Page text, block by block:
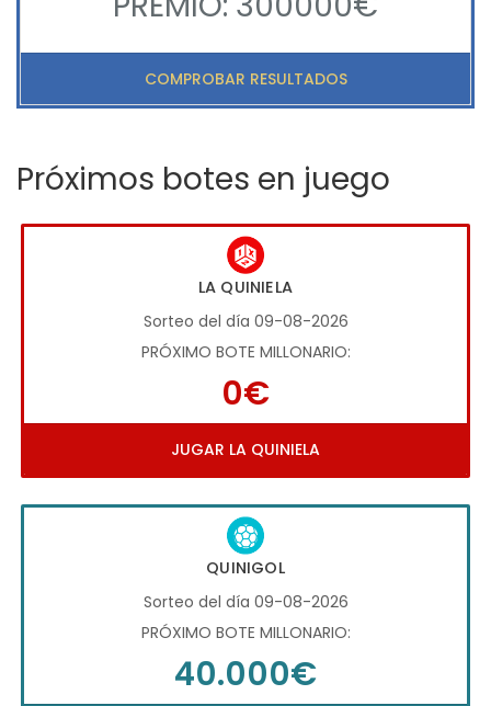
COMPROBAR RESULTADOS
Próximos botes en juego
LA QUINIELA
Sorteo del día 09-08-2026
PRÓXIMO BOTE MILLONARIO:
0€
JUGAR LA QUINIELA
QUINIGOL
Sorteo del día 09-08-2026
PRÓXIMO BOTE MILLONARIO:
40.000€